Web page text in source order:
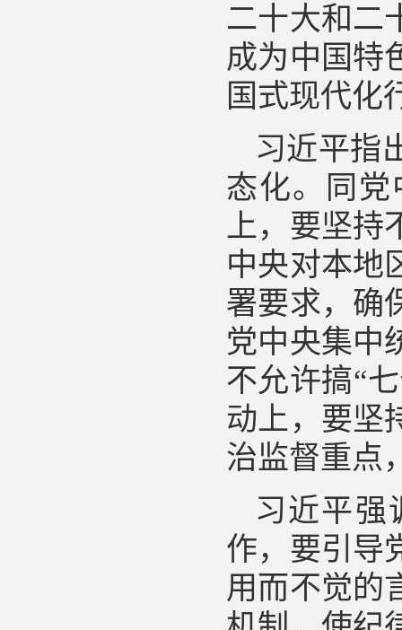
二十大和二
成为中国特
国式现代化
习近平指
态化。同
上，要坚持
中央对本地
署要求，确
党中央集中
不允许搞“
动上，要坚
治监督重点
习近平强
作，要引导
用而不觉的